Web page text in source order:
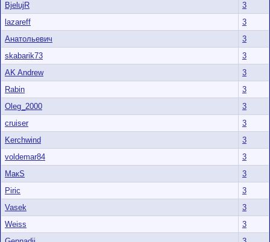
BjelujR
3
lazareff
3
Анатольевич
3
skabarik73
3
AK Andrew
3
Rabin
3
Oleg_2000
3
cruiser
3
Kerchwind
3
voldemar84
3
МакS
3
Piric
3
Vasek
3
Weiss
3